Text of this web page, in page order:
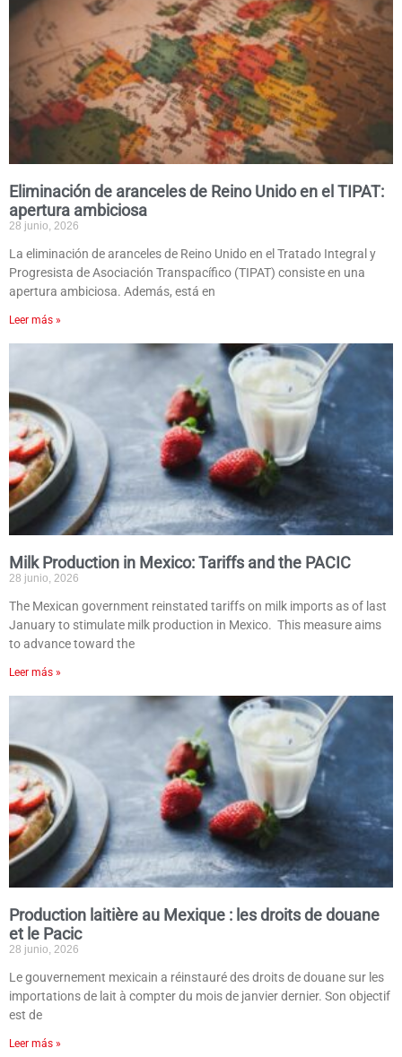
Eliminación de aranceles de Reino Unido en el TIPAT:
apertura ambiciosa
28 junio, 2026
La eliminación de aranceles de Reino Unido en el Tratado Integral y
Progresista de Asociación Transpacífico (TIPAT) consiste en una
apertura ambiciosa. Además, está en
Leer más »
Milk Production in Mexico: Tariffs and the PACIC
28 junio, 2026
The Mexican government reinstated tariffs on milk imports as of last
January to stimulate milk production in Mexico. This measure aims
to advance toward the
Leer más »
Production laitière au Mexique : les droits de douane
et le Pacic
28 junio, 2026
Le gouvernement mexicain a réinstauré des droits de douane sur les
importations de lait à compter du mois de janvier dernier. Son objectif
est de
Leer más »